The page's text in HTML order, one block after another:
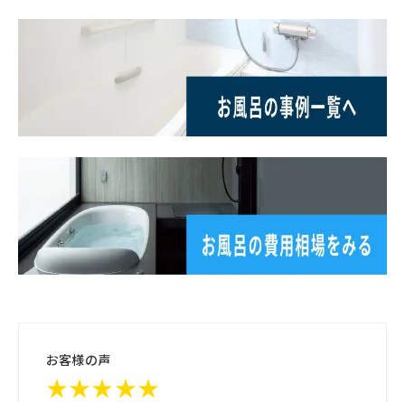
お客様の声
★★★★★